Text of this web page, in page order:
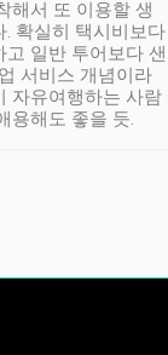
해서 또 이용할 생
. 확실히 택시비보다
고 일반 투어보다 샌
서비스 개념이라
자유여행하는 사람
용해도 좋을 듯.